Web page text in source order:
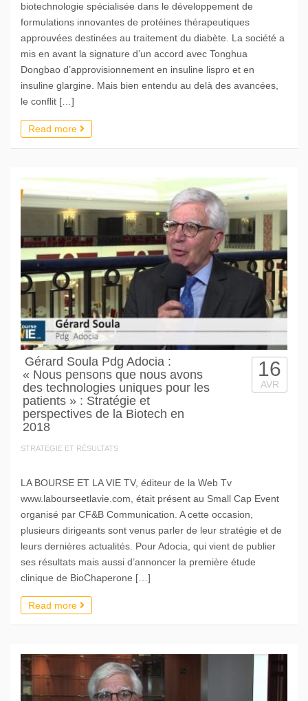
biotechnologie spécialisée dans le développement de
formulations innovantes de protéines thérapeutiques
approuvées destinées au traitement du diabète. La société a
mis en avant la signature d’un accord avec Tonghua
Dongbao d’approvisionnement en insuline lispro et en
insuline glargine. Mais bien entendu au delà des avancées,
le conflit […]
Read more
Gérard Soula Pdg Adocia :
« Nous pensons que nous avons
des technologies uniques pour les
patients » : Stratégie et
perspectives de la Biotech en
2018
STRATEGIE ET RÉSULTATS
16
AVR
LA BOURSE ET LA VIE TV, éditeur de la Web Tv
www.labourseetlavie.com, était présent au Small Cap Event
organisé par CF&B Communication. A cette occasion,
plusieurs dirigeants sont venus parler de leur stratégie et de
leurs dernières actualités. Pour Adocia, qui vient de publier
ses résultats mais aussi d’annoncer la première étude
clinique de BioChaperone […]
Read more